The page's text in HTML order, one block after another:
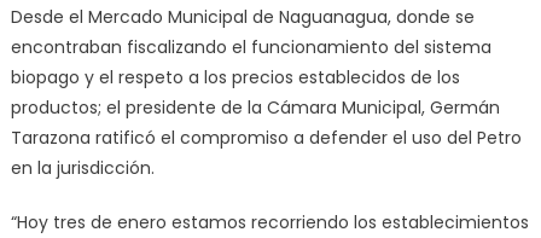
Desde el Mercado Municipal de Naguanagua, donde se
encontraban fiscalizando el funcionamiento del sistema
biopago y el respeto a los precios establecidos de los
productos; el presidente de la Cámara Municipal, Germán
Tarazona ratificó el compromiso a defender el uso del Petro
en la jurisdicción.
“Hoy tres de enero estamos recorriendo los establecimientos